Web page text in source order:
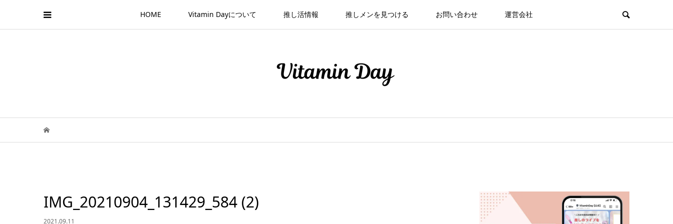
HOME Vitamin Dayについて 推し活情報 推しメンを見つける お問い合わせ 運営会社
IMG_20210904_131429_584 (2)
2021.09.11